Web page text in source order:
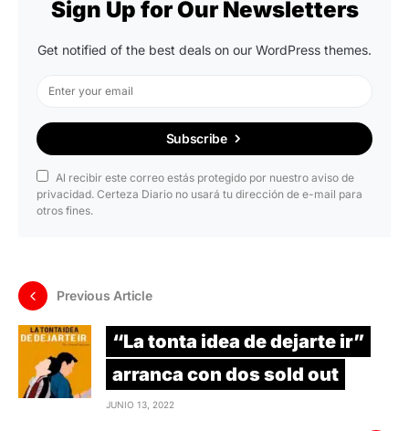
Sign Up for Our Newsletters
Get notified of the best deals on our WordPress themes.
Subscribe
Al recibir este correo estás protegido por nuestro aviso de
privacidad. Certeza Diario no usará tu dirección de e-mail para
otros fines.
Previous Article
“La tonta idea de dejarte ir”
arranca con dos sold out
JUNIO 13, 2022